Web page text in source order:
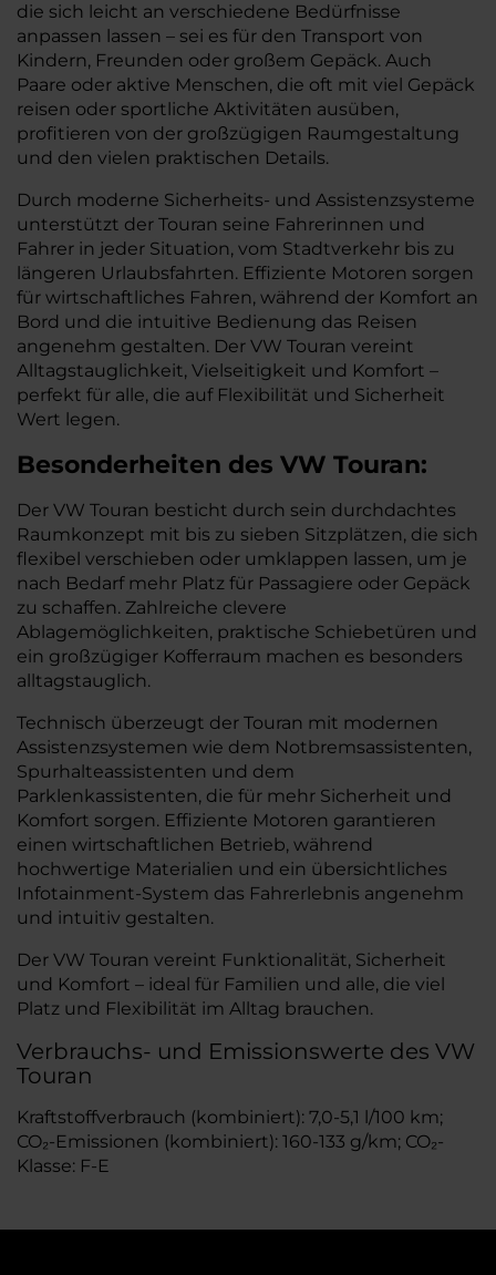
die sich leicht an verschiedene Bedürfnisse
anpassen lassen – sei es für den Transport von
Kindern, Freunden oder großem Gepäck. Auch
Paare oder aktive Menschen, die oft mit viel Gepäck
reisen oder sportliche Aktivitäten ausüben,
profitieren von der großzügigen Raumgestaltung
und den vielen praktischen Details.
Durch moderne Sicherheits- und Assistenzsysteme
unterstützt der Touran seine Fahrerinnen und
Fahrer in jeder Situation, vom Stadtverkehr bis zu
längeren Urlaubsfahrten. Effiziente Motoren sorgen
für wirtschaftliches Fahren, während der Komfort an
Bord und die intuitive Bedienung das Reisen
angenehm gestalten. Der VW Touran vereint
Alltagstauglichkeit, Vielseitigkeit und Komfort –
perfekt für alle, die auf Flexibilität und Sicherheit
Wert legen.
Besonderheiten des VW Touran:
Der VW Touran besticht durch sein durchdachtes
Raumkonzept mit bis zu sieben Sitzplätzen, die sich
flexibel verschieben oder umklappen lassen, um je
nach Bedarf mehr Platz für Passagiere oder Gepäck
zu schaffen. Zahlreiche clevere
Ablagemöglichkeiten, praktische Schiebetüren und
ein großzügiger Kofferraum machen es besonders
alltagstauglich.
Technisch überzeugt der Touran mit modernen
Assistenzsystemen wie dem Notbremsassistenten,
Spurhalteassistenten und dem
Parklenkassistenten, die für mehr Sicherheit und
Komfort sorgen. Effiziente Motoren garantieren
einen wirtschaftlichen Betrieb, während
hochwertige Materialien und ein übersichtliches
Infotainment-System das Fahrerlebnis angenehm
und intuitiv gestalten.
Der VW Touran vereint Funktionalität, Sicherheit
und Komfort – ideal für Familien und alle, die viel
Platz und Flexibilität im Alltag brauchen.
Verbrauchs- und Emissionswerte des VW
Touran
Kraftstoffverbrauch (kombiniert): 7,0-5,1 l/100 km;
CO₂-Emissionen (kombiniert): 160-133 g/km; CO₂-
Klasse: F-E